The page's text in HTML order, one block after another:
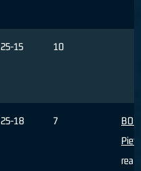
25-15 10
25-18 7